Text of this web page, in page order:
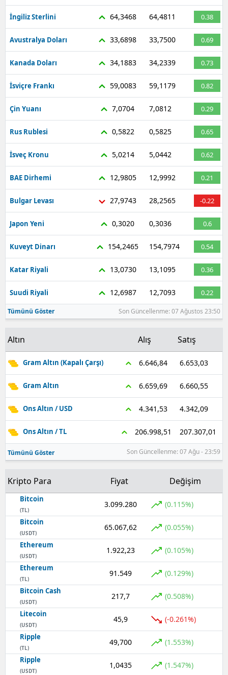
İngiliz Sterlini 64,3468 64,4811 0.38
Avustralya Doları 33,6898 33,7500 0.69
Kanada Doları 34,1883 34,2339 0.73
İsviçre Frankı 59,0083 59,1179 0.82
Çin Yuanı 7,0704 7,0812 0.29
Rus Rublesi 0,5822 0,5825 0.65
İsveç Kronu 5,0214 5,0442 0.62
BAE Dirhemi 12,9805 12,9992 0.21
Bulgar Levası 27,9743 28,2565 -0.22
Japon Yeni 0,3020 0,3036 0.6
Kuveyt Dinarı 154,2465 154,7974 0.54
Katar Riyali 13,0730 13,1095 0.36
Suudi Riyali 12,6987 12,7093 0.22
Tümünü Göster Son Güncellenme: 07 Ağustos 23:50
Altın Alış Satış
Gram Altın (Kapalı Çarşı) 6.646,84 6.653,03
Gram Altın 6.659,69 6.660,55
Ons Altın / USD 4.341,53 4.342,09
Ons Altın / TL 206.998,51 207.307,01
Tümünü Göster Son Güncellenme: 07 Ağu - 23:59
Kripto Para Fiyat Değişim
Bitcoin
(TL)
3.099.280 (0.115%)
Bitcoin
(USDT)
65.067,62 (0.055%)
Ethereum
(USDT)
1.922,23 (0.105%)
Ethereum
(TL)
91.549 (0.129%)
Bitcoin Cash
(USDT)
217,7 (0.508%)
Litecoin
(USDT)
45,9 (-0.261%)
Ripple
(TL)
49,700 (1.553%)
Ripple
(USDT)
1,0435 (1.547%)